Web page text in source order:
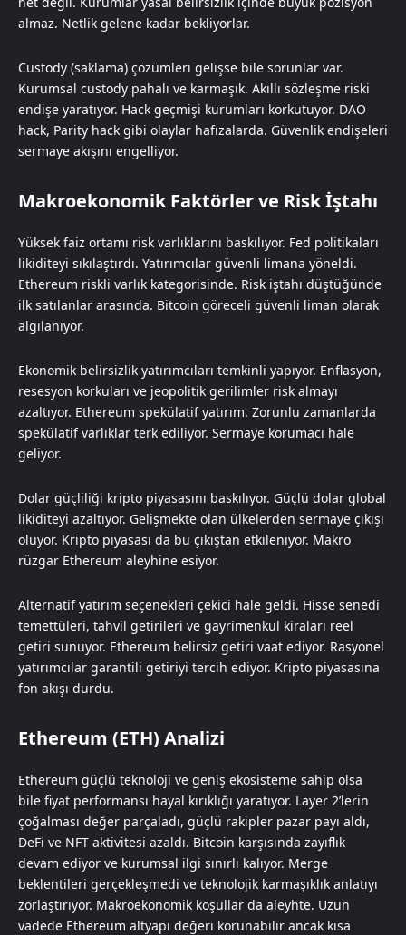
almaz. Netlik gelene kadar bekliyorlar.
Custody (saklama) çözümleri gelişse bile sorunlar var.
Kurumsal custody pahalı ve karmaşık. Akıllı sözleşme riski
endişe yaratıyor. Hack geçmişi kurumları korkutuyor. DAO
hack, Parity hack gibi olaylar hafızalarda. Güvenlik endişeleri
sermaye akışını engelliyor.
Makroekonomik Faktörler ve Risk İştahı
Yüksek faiz ortamı risk varlıklarını baskılıyor. Fed politikaları
likiditeyi sıkılaştırdı. Yatırımcılar güvenli limana yöneldi.
Ethereum riskli varlık kategorisinde. Risk iştahı düştüğünde
ilk satılanlar arasında. Bitcoin göreceli güvenli liman olarak
algılanıyor.
Ekonomik belirsizlik yatırımcıları temkinli yapıyor. Enflasyon,
resesyon korkuları ve jeopolitik gerilimler risk almayı
azaltıyor. Ethereum spekülatif yatırım. Zorunlu zamanlarda
spekülatif varlıklar terk ediliyor. Sermaye korumacı hale
geliyor.
Dolar güçliliği kripto piyasasını baskılıyor. Güçlü dolar global
likiditeyi azaltıyor. Gelişmekte olan ülkelerden sermaye çıkışı
oluyor. Kripto piyasası da bu çıkıştan etkileniyor. Makro
rüzgar Ethereum aleyhine esiyor.
Alternatif yatırım seçenekleri çekici hale geldi. Hisse senedi
temettüleri, tahvil getirileri ve gayrimenkul kiraları reel
getiri sunuyor. Ethereum belirsiz getiri vaat ediyor. Rasyonel
yatırımcılar garantili getiriyi tercih ediyor. Kripto piyasasına
fon akışı durdu.
Ethereum (ETH) Analizi
Ethereum güçlü teknoloji ve geniş ekosisteme sahip olsa
bile fiyat performansı hayal kırıklığı yaratıyor. Layer 2’lerin
çoğalması değer parçaladı, güçlü rakipler pazar payı aldı,
DeFi ve NFT aktivitesi azaldı. Bitcoin karşısında zayıflık
devam ediyor ve kurumsal ilgi sınırlı kalıyor. Merge
beklentileri gerçekleşmedi ve teknolojik karmaşıklık anlatıyı
zorlaştırıyor. Makroekonomik koşullar da aleyhte. Uzun
vadede Ethereum altyapı değeri korunabilir ancak kısa